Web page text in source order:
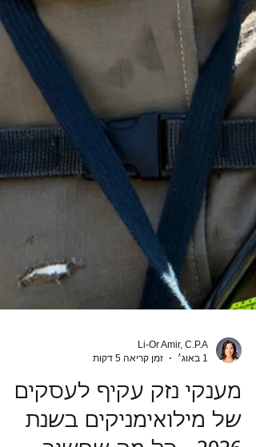
1 באוג׳
זמן קריאה 5 דקות
מענקי נזק עקיף לעסקים